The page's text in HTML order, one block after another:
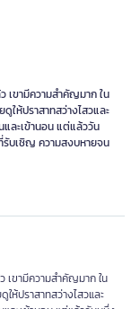
เขามีความสำคัญมาก ใน
ให้ปราสาทสว่างไสวและ
ละเข้านอน แต่แล้ววัน
รับเชิญ ความสงบหายจน
เขามีความสำคัญมาก ใน
ห้ปราสาทสว่างไสวและ